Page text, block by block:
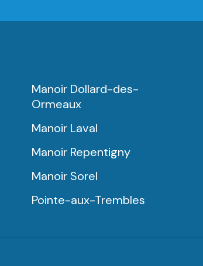
Manoir Dollard-des-
Ormeaux
Manoir Laval
Manoir Repentigny
Manoir Sorel
Pointe-aux-Trembles